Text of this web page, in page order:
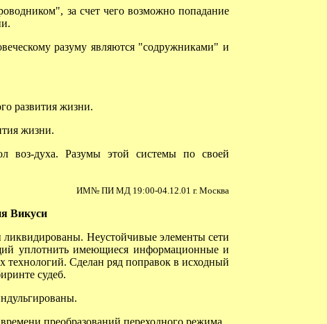
за счет чего возможно попадание
разуму являются "содружниками" и
развития жизни.
жизни.
воз-духа. Разумы этой системы по своей
ИМ№ ПИ МД 19:00-04.12.01 г. Москва
Викуси
Неустойчивые элементы сети
уплотнить имеющиеся информационные и
Сделан ряд поправок в исходный
судеб.